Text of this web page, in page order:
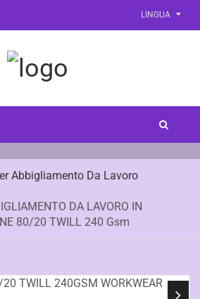
LINGUA
Abbigliamento Da Lavoro
DA LAVORO IN
80/20 TWILL 240 Gsm